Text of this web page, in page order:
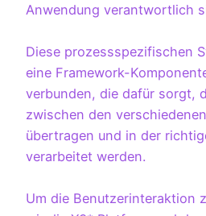
Anwendung verantwortlich
Diese prozessspezifischen
eine Framework-
verbunden, die dafür sorgt,
zwischen den
übertragen und in der
verarbeitet werden.
Um die Benutzerinteraktion